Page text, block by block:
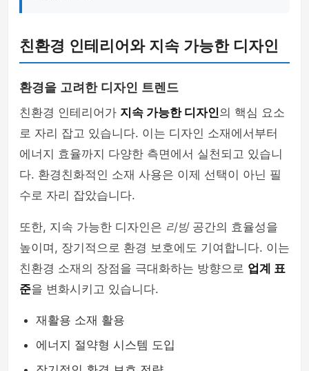
친환경 인테리어와 지속 가능한 디자인
환경을 고려한 디자인 트렌드
친환경 인테리어가 지속 가능한 디자인의 핵심 요소
로 자리 잡고 있습니다. 이는 디자인 소재에서부터
에너지 효율까지 다양한 측면에서 실천되고 있습니
다. 환경친화적인 소재 사용은 이제 선택이 아닌 필
수로 자리 잡았습니다.
또한, 지속 가능한 디자인은 리빙공간의 효율성을
높이며, 장기적으로 환경 보호에도 기여합니다. 이는
친환경 소재의 장점을 극대화하는 방향으로 업계 표
준을 변화시키고 있습니다.
재활용 소재 활용
에너지 절약형 시스템 도입